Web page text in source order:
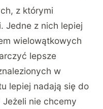
z którymi
Jedne z nich lepiej
wielowątkowych
lepsze
w
lepiej nadają się do
nie chcemy